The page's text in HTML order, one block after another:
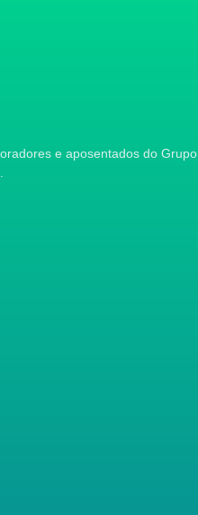
e aposentados do Grupo